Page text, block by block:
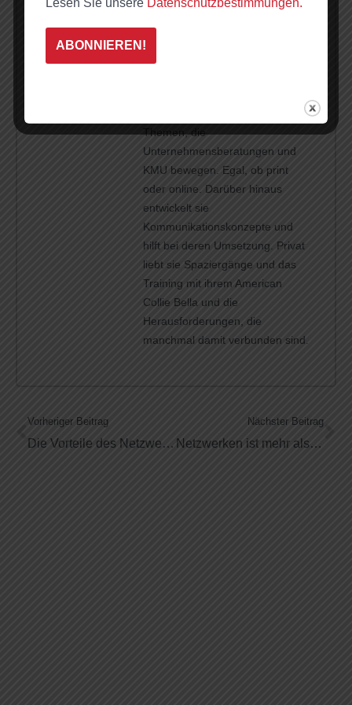
http://nikui-textundrat.de/
Themen, die
Unternehmensberatungen und
KMU bewegen. Egal, ob print
oder online. Darüber hinaus
entwickelt sie
Kommunikationskonzepte und
hilft bei deren Umsetzung. Privat
liebt sie Spaziergänge und das
Training mit ihrem American
Collie Bella und die
Herausforderungen, die
manchmal damit verbunden sind.
Vorheriger Beitrag
Die Vorteile des Netzwerkens
Nächster Beitrag
Netzwerken ist mehr als Visitenkarten sammeln